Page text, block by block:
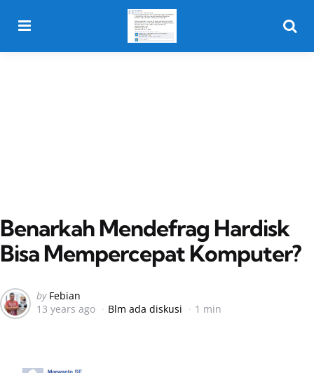
Benarkah Mendefrag Hardisk
Bisa Mempercepat Komputer?
Posted
by
by Febian
13 years ago
Blm ada diskusi 1 min